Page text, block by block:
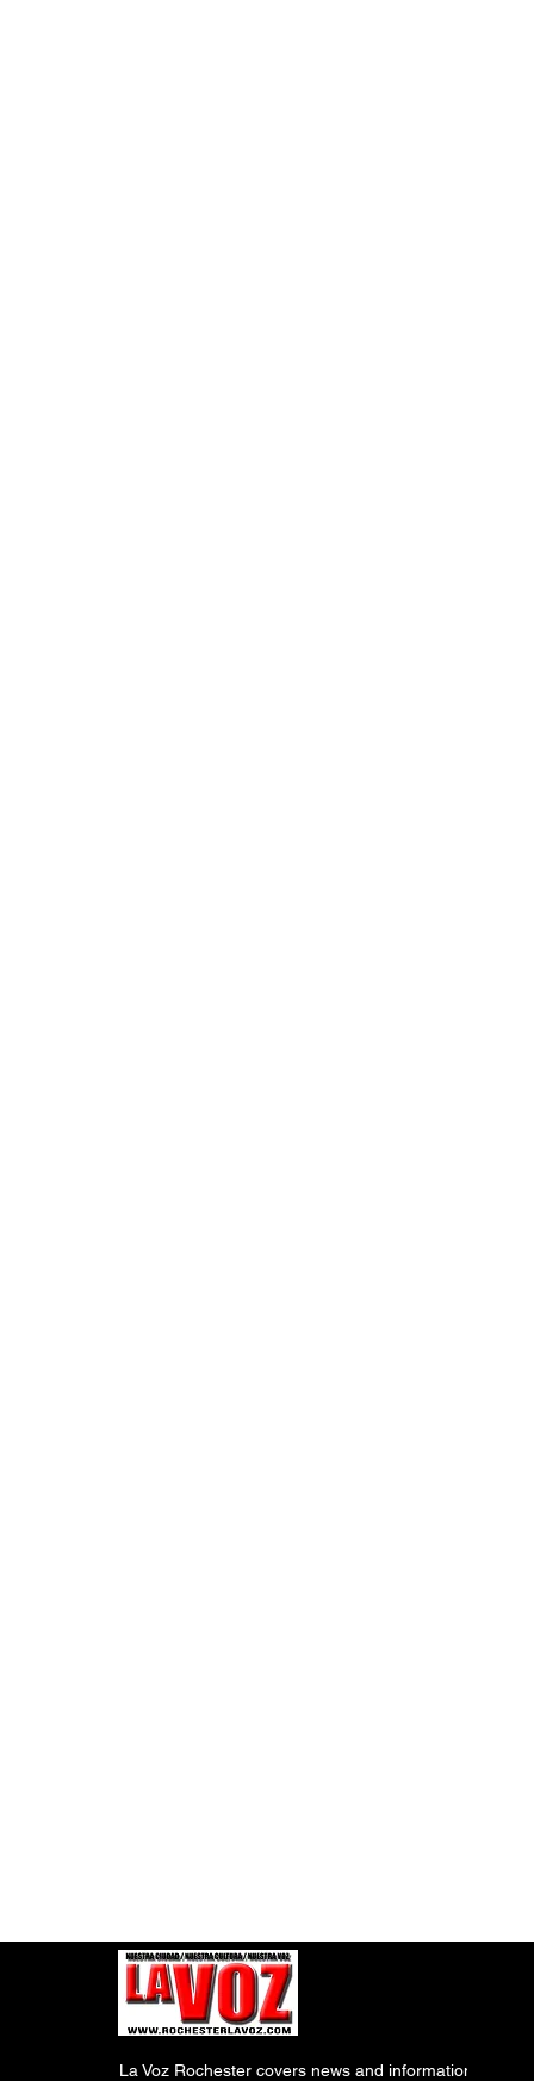
La Voz Rochester covers news and information